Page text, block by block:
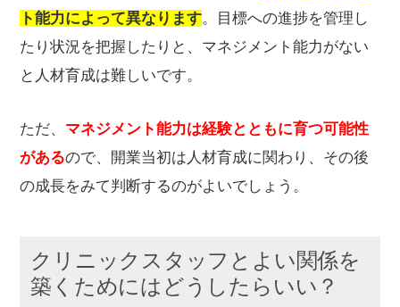
ト能力によって異なります。目標への進捗を管理し
たり状況を把握したりと、マネジメント能力がない
と人材育成は難しいです。
ただ、 マネジメント能力は経験とともに育つ可能性
があるので、開業当初は人材育成に関わり、その後
の成長をみて判断するのがよいでしょう。
クリニックスタッフとよい関係を
築くためにはどうしたらいい？